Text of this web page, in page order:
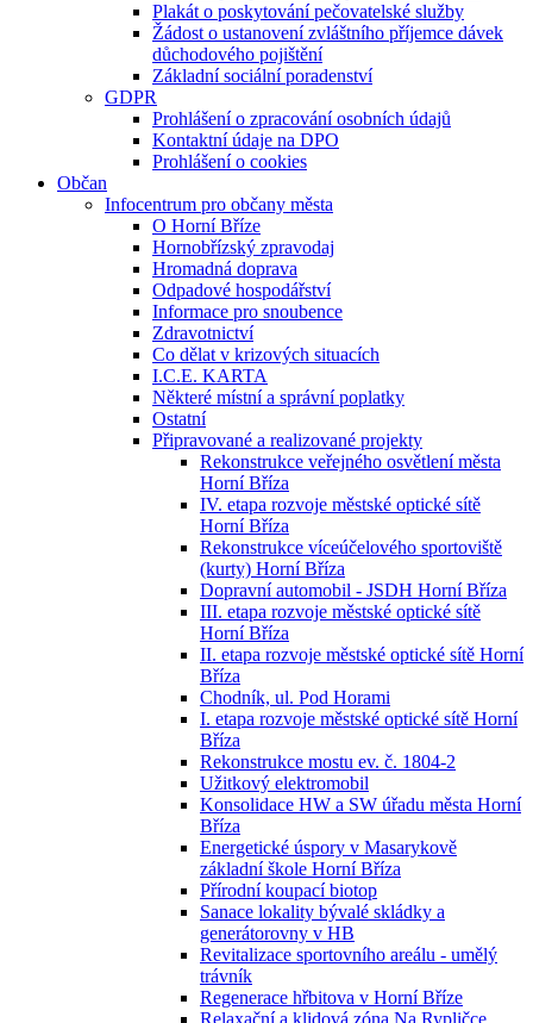
Plakát o poskytování pečovatelské služby
Žádost o ustanovení zvláštního příjemce dávek
důchodového pojištění
Základní sociální poradenství
GDPR
Prohlášení o zpracování osobních údajů
Kontaktní údaje na DPO
Prohlášení o cookies
Občan
Infocentrum pro občany města
O Horní Bříze
Hornobřízský zpravodaj
Hromadná doprava
Odpadové hospodářství
Informace pro snoubence
Zdravotnictví
Co dělat v krizových situacích
I.C.E. KARTA
Některé místní a správní poplatky
Ostatní
Připravované a realizované projekty
Rekonstrukce veřejného osvětlení města
Horní Bříza
IV. etapa rozvoje městské optické sítě
Horní Bříza
Rekonstrukce víceúčelového sportoviště
(kurty) Horní Bříza
Dopravní automobil - JSDH Horní Bříza
III. etapa rozvoje městské optické sítě
Horní Bříza
II. etapa rozvoje městské optické sítě Horní
Bříza
Chodník, ul. Pod Horami
I. etapa rozvoje městské optické sítě Horní
Bříza
Rekonstrukce mostu ev. č. 1804-2
Užitkový elektromobil
Konsolidace HW a SW úřadu města Horní
Bříza
Energetické úspory v Masarykově
základní škole Horní Bříza
Přírodní koupací biotop
Sanace lokality bývalé skládky a
generátorovny v HB
Revitalizace sportovního areálu - umělý
trávník
Regenerace hřbitova v Horní Bříze
Relaxační a klidová zóna Na Rypličce